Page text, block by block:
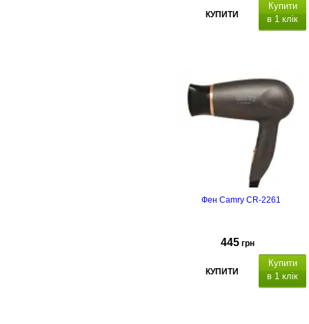
КУПИТИ
Купити
в 1 клік
Фен Camry CR-2261
445 грн
КУПИТИ
Купити
в 1 клік